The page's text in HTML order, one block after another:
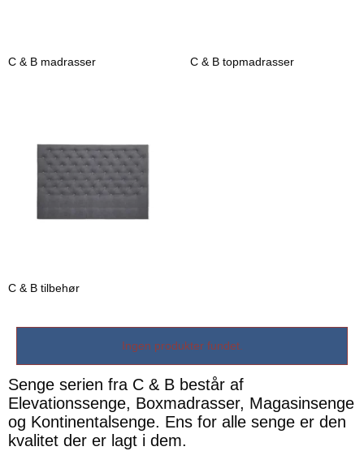
C & B madrasser C & B topmadrasser
C & B tilbehør
Ingen produkter fundet.
Senge serien fra C & B består af
Elevationssenge, Boxmadrasser, Magasinsenge
og Kontinentalsenge. Ens for alle senge er den
kvalitet der er lagt i dem.